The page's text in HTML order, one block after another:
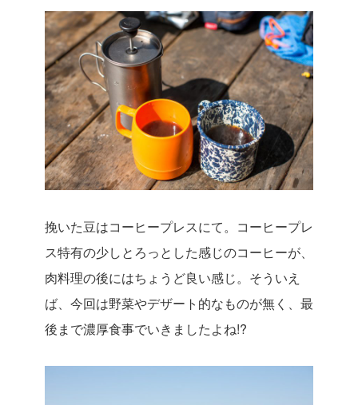
挽いた豆はコーヒープレスにて。コーヒープレ
ス特有の少しとろっとした感じのコーヒーが、
肉料理の後にはちょうど良い感じ。そういえ
ば、今回は野菜やデザート的なものが無く、最
後まで濃厚食事でいきましたよね!?